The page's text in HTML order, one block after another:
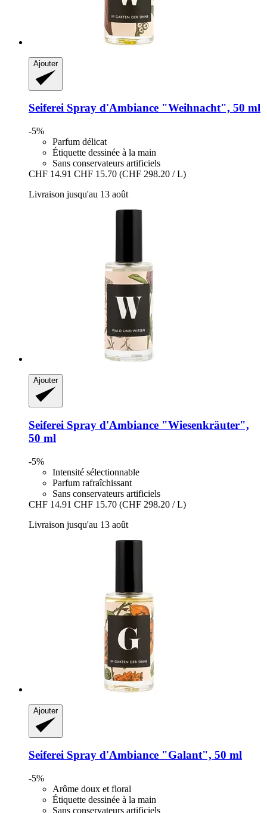
Ajouter
Seiferei Spray d'Ambiance "Weihnacht", 50 ml
-5%
Parfum délicat
Étiquette dessinée à la main
Sans conservateurs artificiels
CHF 14.91 CHF 15.70 (CHF 298.20 / L)
Livraison jusqu'au 13 août
Ajouter
Seiferei Spray d'Ambiance "Wiesenkräuter",
50 ml
-5%
Intensité sélectionnable
Parfum rafraîchissant
Sans conservateurs artificiels
CHF 14.91 CHF 15.70 (CHF 298.20 / L)
Livraison jusqu'au 13 août
Ajouter
Seiferei Spray d'Ambiance "Galant", 50 ml
-5%
Arôme doux et floral
Étiquette dessinée à la main
Sans conservateurs artificiels